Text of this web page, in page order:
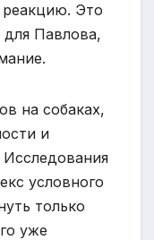
Это
Павлова,
на собаках,
и
условного
только
уже